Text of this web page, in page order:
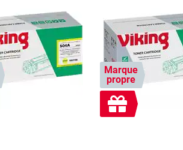
Marque
propre
Cadeau
gratuit